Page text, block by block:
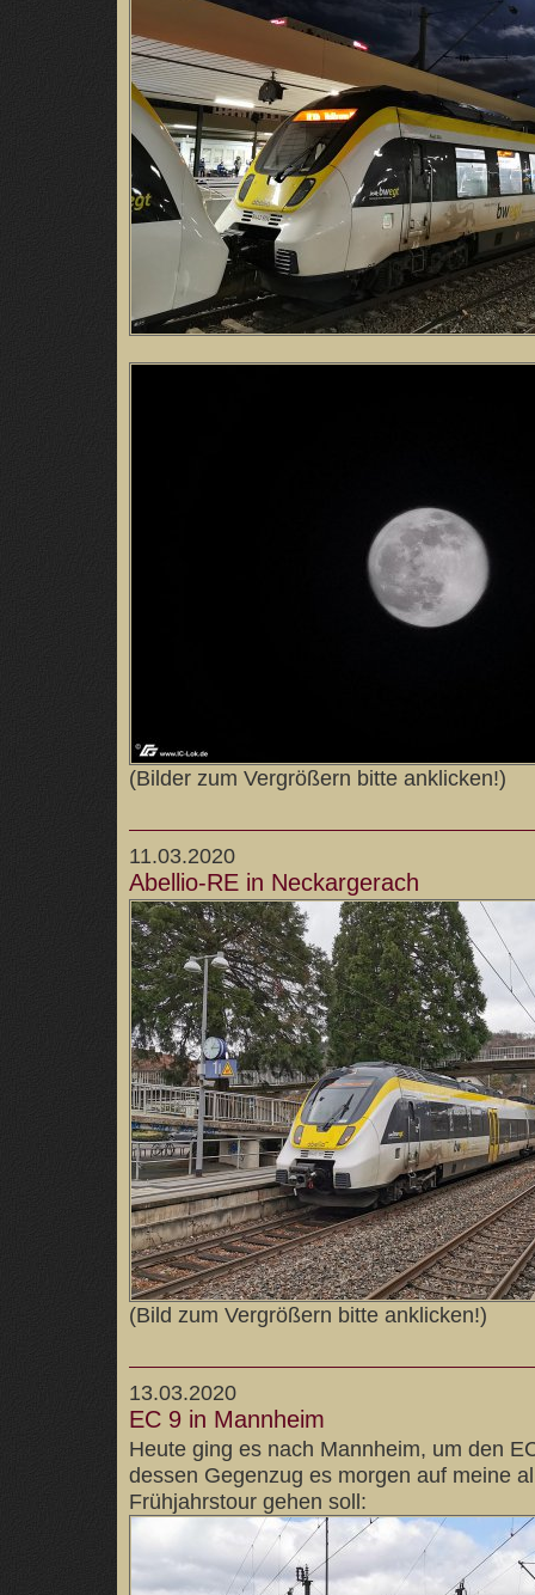
(Bilder zum Vergrößern bitte anklicken!)
11.03.2020
Abellio-RE in Neckargerach
(Bild zum Vergrößern bitte anklicken!)
13.03.2020
EC 9 in Mannheim
Heute ging es nach Mannheim, um den
dessen Gegenzug es morgen auf meine
Frühjahrstour gehen soll: